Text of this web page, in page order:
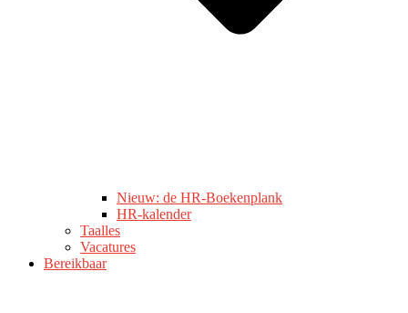
Nieuw: de HR-Boekenplank
HR-kalender
Taalles
Vacatures
Bereikbaar